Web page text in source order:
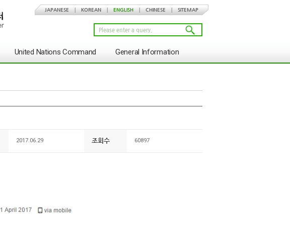
JAPANESE KOREAN ENGLISH CHINESE SITEMAP
United Nations Command General Information
2017.06.29 조회수 60897